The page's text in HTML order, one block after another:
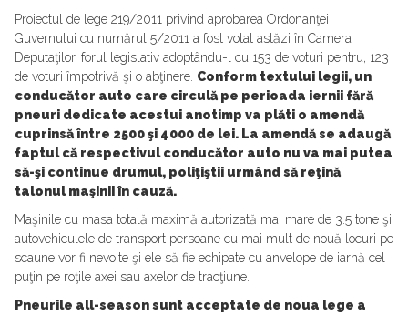
Proiectul de lege 219/2011 privind aprobarea Ordonanţei
Guvernului cu numărul 5/2011 a fost votat astăzi în Camera
Deputaţilor, forul legislativ adoptându-l cu 153 de voturi pentru, 123
de voturi împotrivă şi o abţinere. Conform textului legii, un
conducător auto care circulă pe perioada iernii fără
pneuri dedicate acestui anotimp va plăti o amendă
cuprinsă între 2500 şi 4000 de lei. La amendă se adaugă
faptul că respectivul conducător auto nu va mai putea
să-şi continue drumul, poliţiştii urmând să reţină
talonul maşinii în cauză.
Maşinile cu masa totală maximă autorizată mai mare de 3.5 tone şi
autovehiculele de transport persoane cu mai mult de nouă locuri pe
scaune vor fi nevoite şi ele să fie echipate cu anvelope de iarnă cel
puţin pe roţile axei sau axelor de tracţiune.
Pneurile all-season sunt acceptate de noua lege a